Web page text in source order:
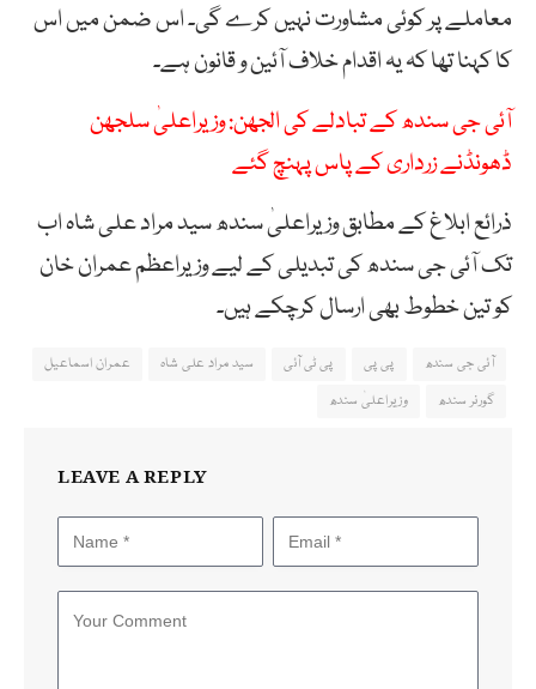
معاملے پر کوئی مشاورت نہیں کرے گی۔ اس ضمن میں اس
کا کہنا تھا کہ یہ اقدام خلاف آئین و قانون ہے۔
آئی جی سندھ کے تبادلے کی الجھن: وزیراعلیٰ سلجھن
ڈھونڈنے زرداری کے پاس پہنچ گئے
ذرائع ابلاغ کے مطابق وزیراعلیٰ سندھ سید مراد علی شاہ اب
تک آئی جی سندھ کی تبدیلی کے لیے وزیراعظم عمران خان
کو تین خطوط بھی ارسال کرچکے ہیں۔
آئی جی سندھ پی پی پی ٹی آئی سید مراد علی شاہ
عمران اسماعیل
گورنر سندھ
وزیراعلیٰ سندھ
LEAVE A REPLY